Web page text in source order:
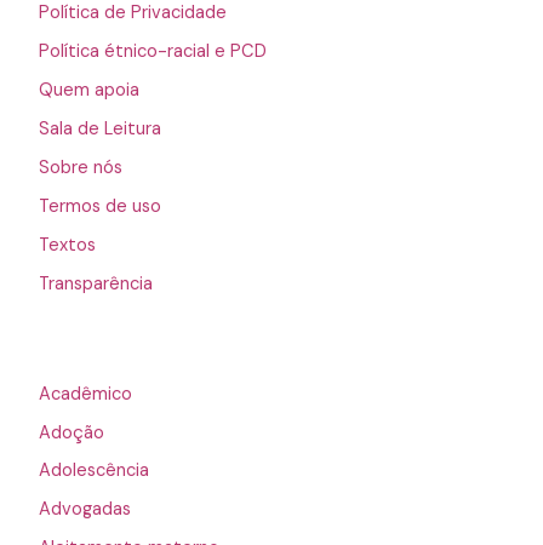
Política de Privacidade
Política étnico-racial e PCD
Quem apoia
Sala de Leitura
Sobre nós
Termos de uso
Textos
Transparência
Acadêmico
Adoção
Adolescência
Advogadas